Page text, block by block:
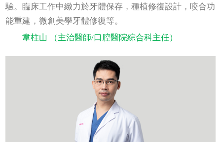
驗。臨床工作中緻力於牙體保存，種植修復設計，咬合功
能重建，微創美學牙體修復等。
韋柱山 （主治醫師/口腔醫院綜合科主任）